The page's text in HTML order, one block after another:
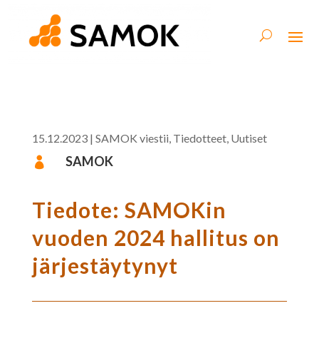
15.12.2023| SAMOK viestii, Tiedotteet, Uutiset
 SAMOK
Tiedote: SAMOKin
vuoden 2024 hallitus on
järjestäytynyt